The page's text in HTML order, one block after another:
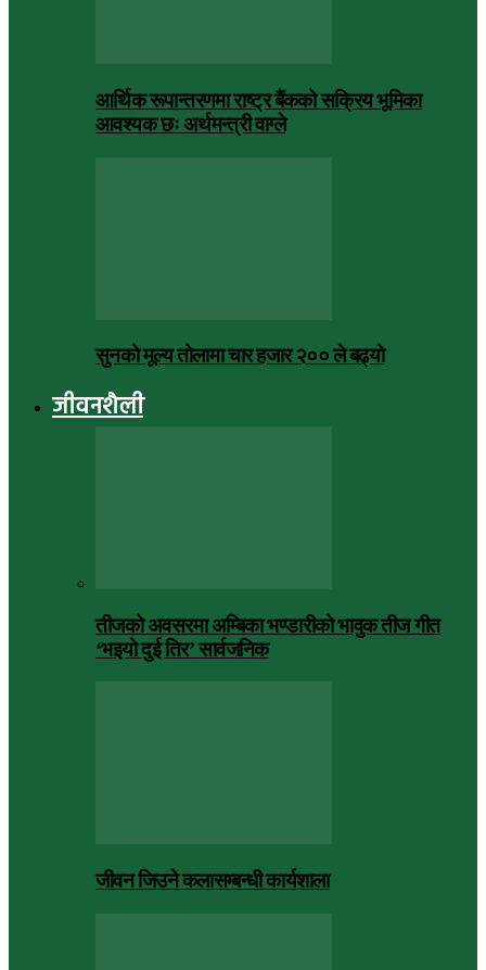
आर्थिक रूपान्तरणमा राष्ट्र बैंकको सक्रिय भूमिका
आवश्यक छः अर्थमन्त्री वाग्ले
सुनको मूल्य तोलामा चार हजार २०० ले बढ्यो
जीवनशैली
तीजको अवसरमा अम्बिका भण्डारीको भावुक तीज गीत
‘भइयो दुई तिर’ सार्वजनिक
जीवन जिउने कलासम्बन्धी कार्यशाला